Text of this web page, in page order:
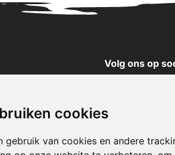
cookies
gebruik van cookies en andere
Volg ons op
X